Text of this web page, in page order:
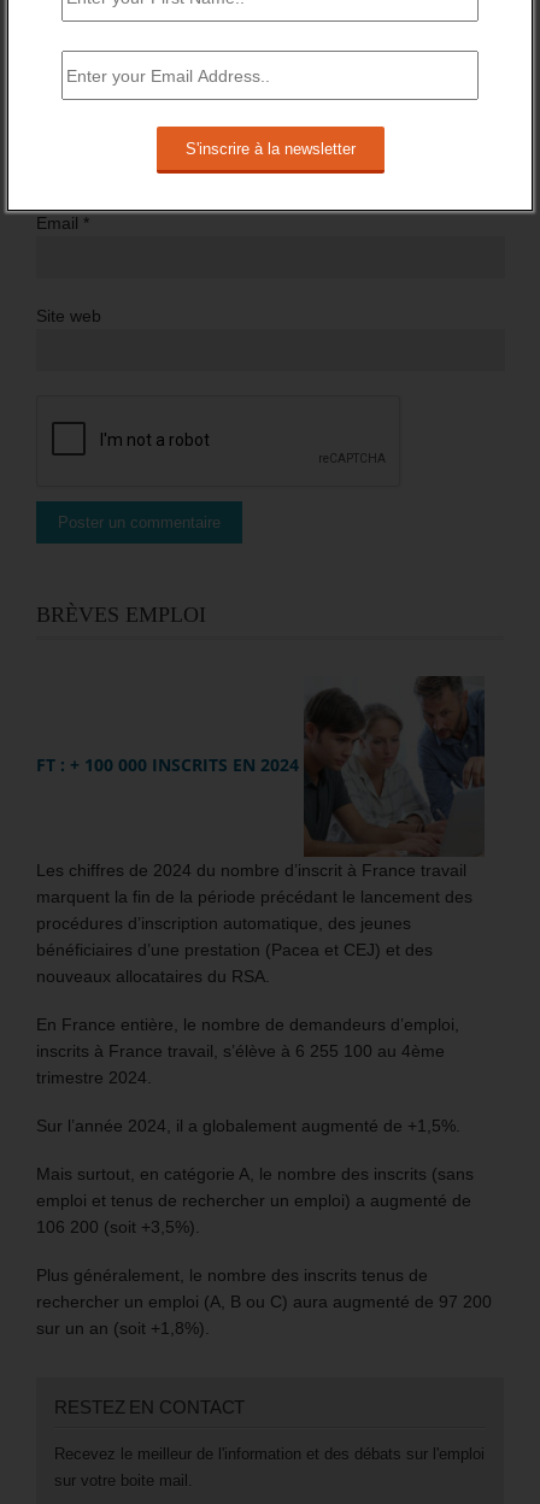
Email *
Site web
BRÈVES EMPLOI
FT : + 100 000 INSCRITS EN 2024
Les chiffres de 2024 du nombre d’inscrit à France travail
marquent la fin de la période précédant le lancement des
procédures d’inscription automatique, des jeunes
bénéficiaires d’une prestation (Pacea et CEJ) et des
nouveaux allocataires du RSA.
En France entière, le nombre de demandeurs d’emploi,
inscrits à France travail, s’élève à 6 255 100 au 4ème
trimestre 2024.
Sur l’année 2024, il a globalement augmenté de +1,5%.
Mais surtout, en catégorie A, le nombre des inscrits (sans
emploi et tenus de rechercher un emploi) a augmenté de
106 200 (soit +3,5%).
Plus généralement, le nombre des inscrits tenus de
rechercher un emploi (A, B ou C) aura augmenté de 97 200
sur un an (soit +1,8%).
RESTEZ EN CONTACT
Recevez le meilleur de l'information et des débats sur l'emploi
sur votre boite mail.